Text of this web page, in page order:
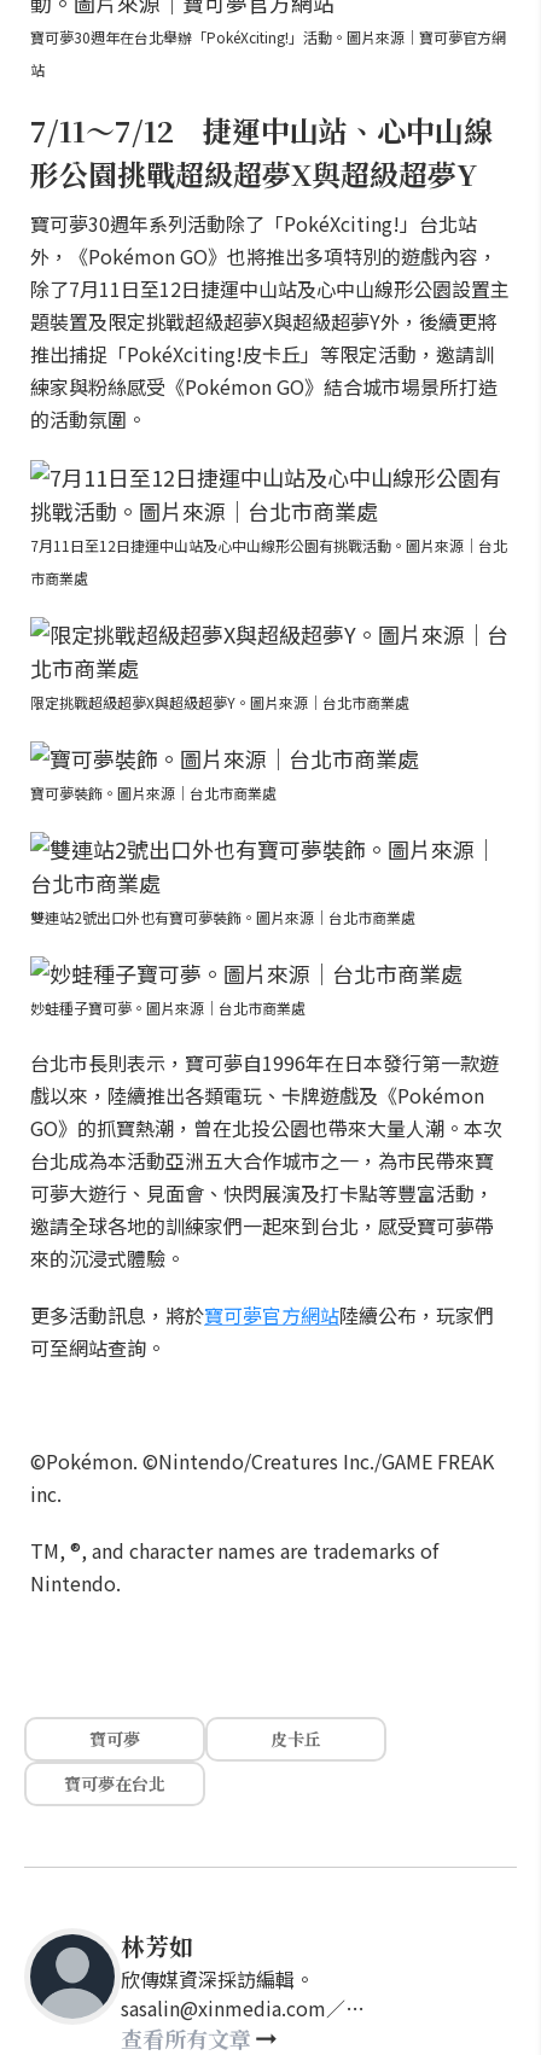
寶可夢30週年在台北舉辦「PokéXciting!」活動。圖片來源｜寶可夢官方網
站
7/11～7/12 捷運中山站、心中山線
形公園挑戰超級超夢X與超級超夢Y
寶可夢30週年系列活動除了「PokéXciting!」台北站
外，《Pokémon GO》也將推出多項特別的遊戲內容，
除了7月11日至12日捷運中山站及心中山線形公園設置主
題裝置及限定挑戰超級超夢X與超級超夢Y外，後續更將
推出捕捉「PokéXciting!皮卡丘」等限定活動，邀請訓
練家與粉絲感受《Pokémon GO》結合城市場景所打造
的活動氛圍。
7月11日至12日捷運中山站及心中山線形公園有挑戰活動。圖片來源｜台北
市商業處
限定挑戰超級超夢X與超級超夢Y。圖片來源｜台北市商業處
寶可夢裝飾。圖片來源｜台北市商業處
雙連站2號出口外也有寶可夢裝飾。圖片來源｜台北市商業處
妙蛙種子寶可夢。圖片來源｜台北市商業處
台北市長則表示，寶可夢自1996年在日本發行第一款遊
戲以來，陸續推出各類電玩、卡牌遊戲及《Pokémon
GO》的抓寶熱潮，曾在北投公園也帶來大量人潮。本次
台北成為本活動亞洲五大合作城市之一，為市民帶來寶
可夢大遊行、見面會、快閃展演及打卡點等豐富活動，
邀請全球各地的訓練家們一起來到台北，感受寶可夢帶
來的沉浸式體驗。
更多活動訊息，將於寶可夢官方網站陸續公布，玩家們
可至網站查詢。
©Pokémon. ©Nintendo/Creatures Inc./GAME FREAK
inc.
TM, ®, and character names are trademarks of
Nintendo.
寶可夢
皮卡丘
寶可夢在台北
林芳如
欣傳媒資深採訪編輯。
sasalin@xinmedia.com／
happy21917@gmail.com
查看所有文章